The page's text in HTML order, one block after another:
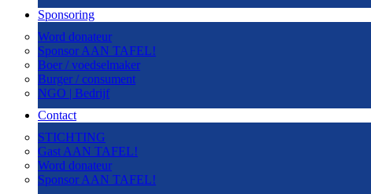
Sponsoring
Word donateur
Sponsor AAN TAFEL!
Boer / voedselmaker
Burger / consument
NGO | Bedrijf
Contact
STICHTING
Gast AAN TAFEL!
Word donateur
Sponsor AAN TAFEL!